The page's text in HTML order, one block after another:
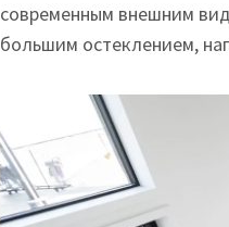
современным внешним
большим остеклением,